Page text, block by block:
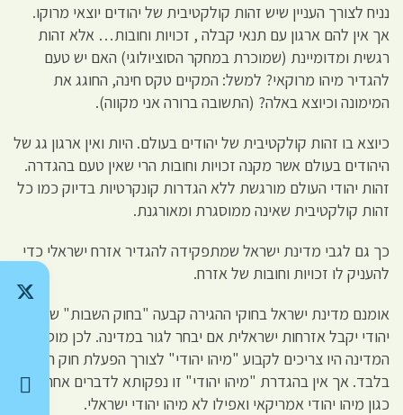
נניח לצורך העניין שיש זהות קולקטיבית של יהודים יוצאי מרוקו.
אך אין להם ארגון עם תנאי קבלה , זכויות וחובות… אלא זהות
רגשית ומדומיינת (שמוכרת במחקר הסוציולוגי) האם יש טעם
להגדיר מיהו מרוקאי? למשל: המקיים טקס חינה, החוגג את
המימונה וכיוצא באלה? (התשובה ברורה אני מקווה).
כיוצא בו זהות קולקטיבית של יהודים בעולם. היות ואין ארגון גג של
היהודים בעולם אשר מקנה זכויות וחובות הרי שאין טעם בהגדרה.
זהות יהודי העולם מורגשת ללא הגדרות קונקרטיות בדיוק כמו כל
זהות קולקטיבית שאינה ממוסגרת ומאורגנת.
כך גם לגבי מדינת ישראל שמתפקידה להגדיר אזרח ישראלי כדי
להעניק לו זכויות וחובות של אזרח.
אומנם מדינת ישראל בחוקי ההגירה קבעה "בחוק השבות" שכל
יהודי יקבל אזרחות ישראלית אם יבחר לגור במדינה. לכן מוסדות
המדינה היו צריכים לקבוע "מיהו יהודי" לצורך הפעלת חוק השבות
בלבד. אך אין בהגדרת "מיהו יהודי" זו נפקותא לדברים אחרים
כגון מיהו יהודי אמריקאי ואפילו לא מיהו יהודי ישראלי.